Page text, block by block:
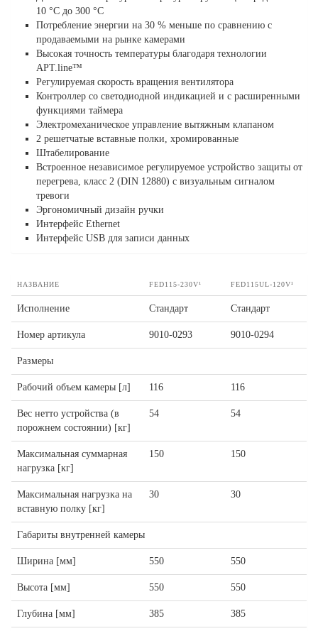
10 °C до 300 °C
Потребление энергии на 30 % меньше по сравнению с
продаваемыми на рынке камерами
Высокая точность температуры благодаря технологии
APT.line™
Регулируемая скорость вращения вентилятора
Контроллер со светодиодной индикацией и с расширенными
функциями таймера
Электромеханическое управление вытяжным клапаном
2 решетчатые вставные полки, хромированные
Штабелирование
Встроенное независимое регулируемое устройство защиты от
перегрева, класс 2 (DIN 12880) с визуальным сигналом
тревоги
Эргономичный дизайн ручки
Интерфейс Ethernet
Интерфейс USB для записи данных
НАЗВАНИЕ FED115-230V¹ FED115UL-120V¹
Исполнение Стандарт Стандарт
Номер артикула 9010-0293 9010-0294
Размеры
Рабочий объем камеры [л] 116 116
Вес нетто устройства (в
порожнем состоянии) [кг]
54 54
Максимальная суммарная
нагрузка [кг]
150 150
Максимальная нагрузка на
вставную полку [кг]
30 30
Габариты внутренней камеры
Ширина [мм] 550 550
Высота [мм] 550 550
Глубина [мм] 385 385